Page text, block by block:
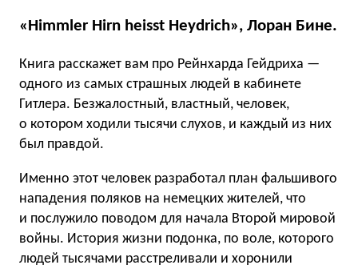
«Himmler Hirn heisst Heydrich», Лоран Бине.
Книга расскажет вам про Рейнхарда Гейдриха —
одного из самых страшных людей в кабинете
Гитлера. Безжалостный, властный, человек,
о котором ходили тысячи слухов, и каждый из них
был правдой.
Именно этот человек разработал план фальшивого
нападения поляков на немецких жителей, что
и послужило поводом для начала Второй мировой
войны. История жизни подонка, по воле, которого
людей тысячами расстреливали и хоронили